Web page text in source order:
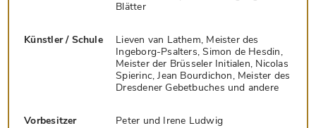
Blätter
Künstler / Schule
Lieven van Lathem, Meister des
Ingeborg-Psalters, Simon de Hesdin,
Meister der Brüsseler Initialen, Nicolas
Spierinc, Jean Bourdichon, Meister des
Dresdener Gebetbuches und andere
Vorbesitzer Peter und Irene Ludwig